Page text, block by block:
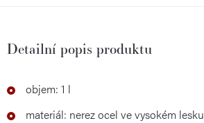
Detailní popis produktu
objem: 1 l
materiál: nerez ocel ve vysokém lesku